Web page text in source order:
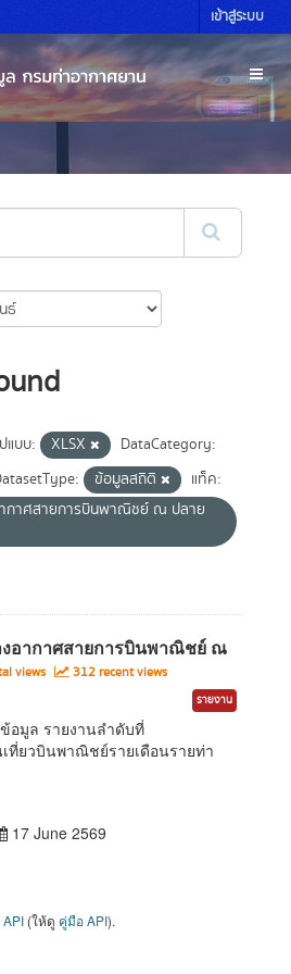
เข้าสู่ระบบ
แบบ: XLSX
DataCategory:
ข้อมูลสถิติ
แท็ค:
กาศสายการบินพาณิชย์ ณ ปลาย
อากาศสายการบินพาณิชย์ ณ
views 312 recent views
รายงาน
อมูล รายงานลำดับที่
ที่ยวบินพาณิชย์รายเดือนรายท่า
17 June 2569
API (ให้ดู คู่มือ API).